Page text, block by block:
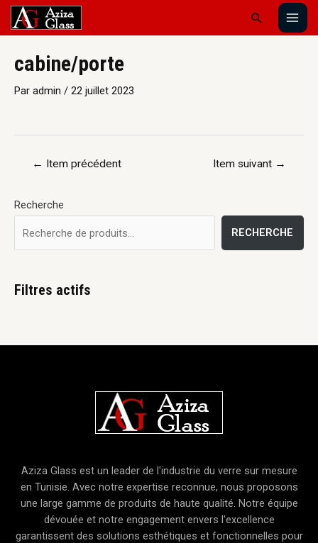
Recherche
RECHERCHE
Filtres actifs
cabine/porte
Par admin / 22 juillet 2023
← Item précédent Item suivant →
Aziza Glass est un leader de l'industrie du verre sur mesure
en Tunisie. Avec notre expertise reconnue, nous proposons
une large gamme de produits de haute qualité. Notre équipe
dévouée et notre engagement envers l'excellence
garantissent des solutions esthétiques et fonctionnelles pour